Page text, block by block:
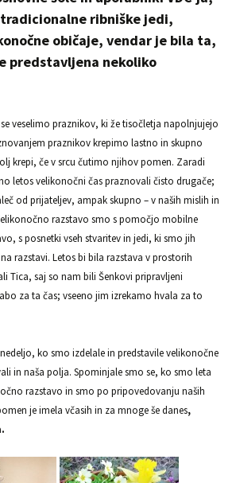
ribniške jedi,
običaje, vendar je bila ta,
predstavljena nekoliko
veselimo praznikov, ki že tisočletja napolnjujejo
praznikov krepimo lastno in skupno
krepi, če v srcu čutimo njihov pomen. Zaradi
letos velikonočni čas praznovali čisto drugače;
od prijateljev, ampak skupno – v naših mislih in
razstavo smo s pomočjo mobilne
s posnetki vseh stvaritev in jedi, ki smo jih
razstavi. Letos bi bila razstava v prostorih
Tica, saj so nam bili Šenkovi pripravljeni
za ta čas; vseeno jim izrekamo hvala za to
ko smo izdelale in predstavile velikonočne
in naša polja. Spominjale smo se, ko smo leta
razstavo in smo po pripovedovanju naših
je imela včasih in za mnoge še danes,